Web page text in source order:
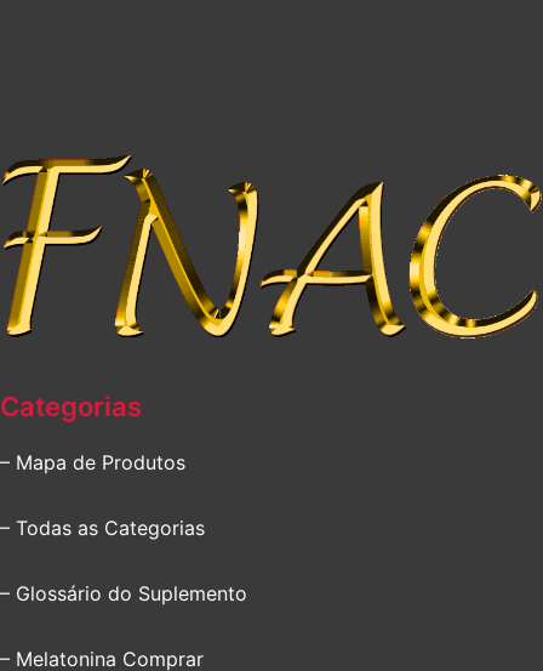
Categorias
– Mapa de Produtos
– Todas as Categorias
– Glossário do Suplemento
– Melatonina Comprar